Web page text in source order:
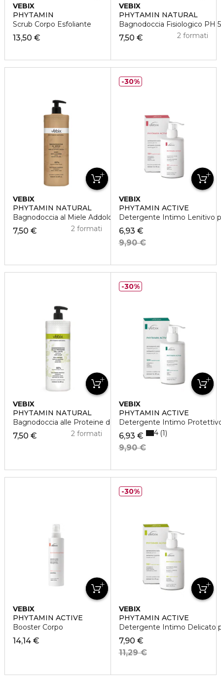
VEBIX
PHYTAMIN
Scrub Corpo Esfoliante
13,50 €
VEBIX
PHYTAMIN NATURAL
Bagnodoccia Fisiologico PH
7,50 € 2 formati
VEBIX
PHYTAMIN NATURAL
Bagnodoccia al Miele Addolcente
7,50 € 2 formati
VEBIX
PHYTAMIN ACTIVE
Detergente Intimo Lenitivo
6,93 €
9,90 €
30%
VEBIX
PHYTAMIN NATURAL
Bagnodoccia alle Proteine del Latte Nutriente
7,50 € 2 formati
VEBIX
PHYTAMIN ACTIVE
Detergente Intimo
6,93 €
9,90 €
4 1
30%
VEBIX
PHYTAMIN ACTIVE
Booster Corpo
14,14 €
VEBIX
PHYTAMIN ACTIVE
Detergente Intimo Delicato
7,90 €
11,29 €
30%